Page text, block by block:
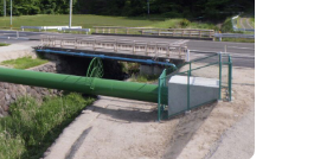
絡管布設工事